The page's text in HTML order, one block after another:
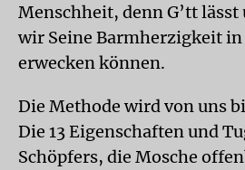
Menschheit, denn G’tt lässt
wir Seine Barmherzigkeit
erwecken können.
Die Methode wird von uns
Die 13 Eigenschaften und
Schöpfers, die Mosche